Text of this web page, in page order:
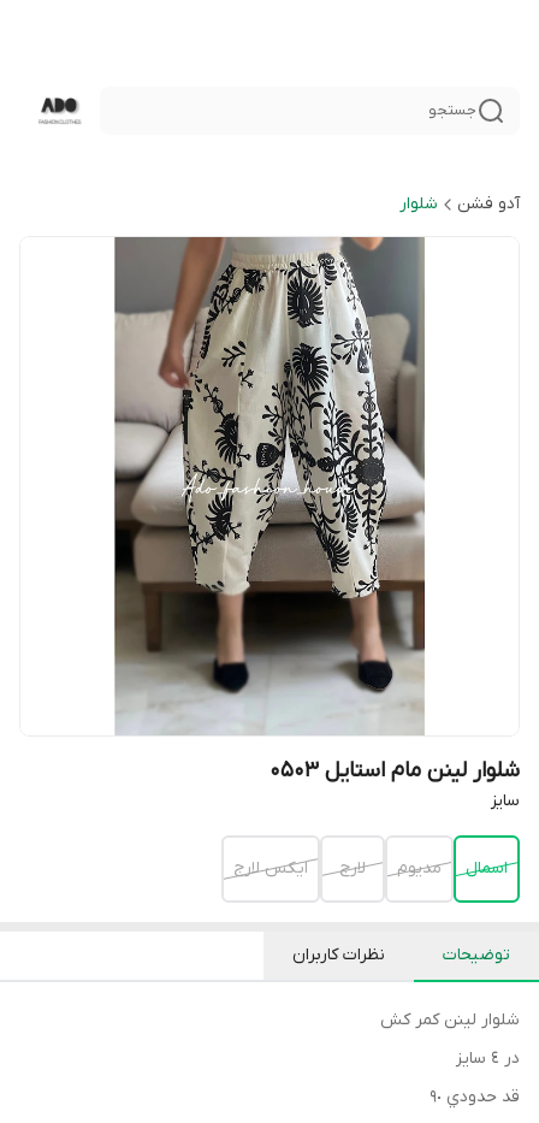
جستجو
آدو فشن شلوار
شلوار لینن مام استایل 0503
سایز
اسمال مدیوم لارج ایکس لارج
توضیحات نظرات کاربران
شلوار لينن كمر كش
در ٤ سايز
قد حدودي ٩٠